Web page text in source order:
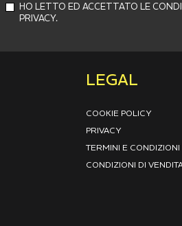
HO LETTO ED ACCETTATO LE
PRIVACY.
LEGAL
COOKIE POLICY
PRIVACY
TERMINI E CONDIZIONI
CONDIZIONI DI